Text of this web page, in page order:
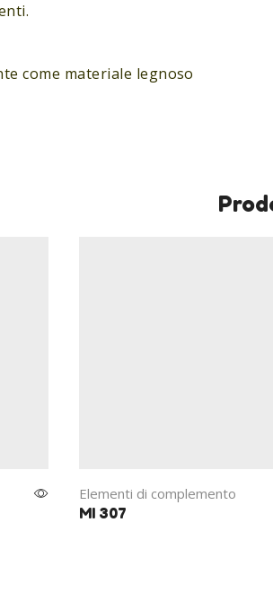
come materiale legnoso
Elementi di complemento
MI 307